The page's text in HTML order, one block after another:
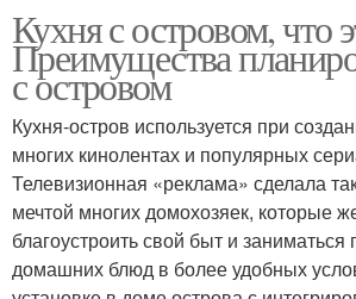
Кухня с островом, что
Преимущества
с островом
Кухня-остров используется при
многих кинолентах и популярных
Телевизионная «реклама» сделала
мечтой многих домохозяек, которые
благоустроить свой быт и
домашних блюд в более удобных